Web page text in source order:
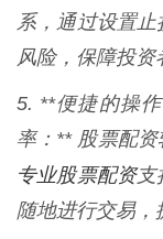
系，通过设置
风险，保障投资
5. **便捷的操
率：** 股票配资
专业股票配资支
随地进行交易，